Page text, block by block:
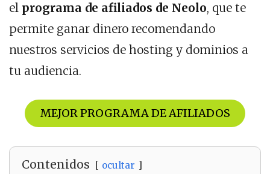
el programa de afiliados de Neolo, que te
permite ganar dinero recomendando
nuestros servicios de hosting y dominios a
tu audiencia.
MEJOR PROGRAMA DE AFILIADOS
Contenidos ocultar